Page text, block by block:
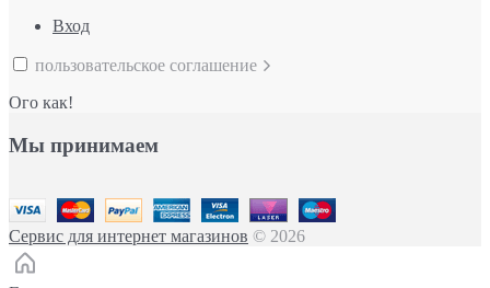
Вход
пользовательское соглашение
Ого как!
Мы принимаем
Сервис для интернет магазинов © 2026